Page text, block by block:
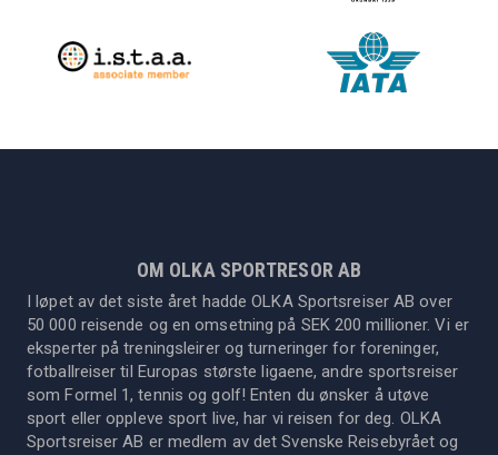
OM OLKA SPORTRESOR AB
I løpet av det siste året hadde OLKA Sportsreiser AB over
50 000 reisende og en omsetning på SEK 200 millioner. Vi er
eksperter på treningsleirer og turneringer for foreninger,
fotballreiser til Europas største ligaene, andre sportsreiser
som Formel 1, tennis og golf! Enten du ønsker å utøve
sport eller oppleve sport live, har vi reisen for deg. OLKA
Sportsreiser AB er medlem av det Svenske Reisebyrået og